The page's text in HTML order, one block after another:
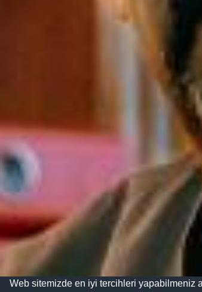
Web sitemizde en iyi tercihleri yapabilmeniz